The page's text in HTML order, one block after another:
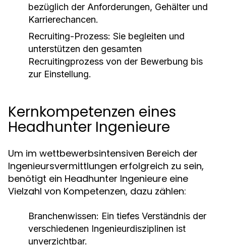
bezüglich der Anforderungen, Gehälter und
Karrierechancen.
Recruiting-Prozess: Sie begleiten und
unterstützen den gesamten
Recruitingprozess von der Bewerbung bis
zur Einstellung.
Kernkompetenzen eines
Headhunter Ingenieure
Um im wettbewerbsintensiven Bereich der
Ingenieursvermittlungen erfolgreich zu sein,
benötigt ein Headhunter Ingenieure eine
Vielzahl von Kompetenzen, dazu zählen:
Branchenwissen: Ein tiefes Verständnis der
verschiedenen Ingenieurdisziplinen ist
unverzichtbar.